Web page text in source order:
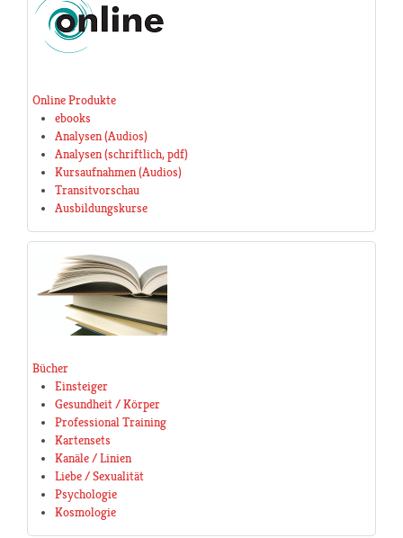
Online Produkte
ebooks
Analysen (Audios)
Analysen (schriftlich, pdf)
Kursaufnahmen (Audios)
Transitvorschau
Ausbildungskurse
Bücher
Einsteiger
Gesundheit / Körper
Professional Training
Kartensets
Kanäle / Linien
Liebe / Sexualität
Psychologie
Kosmologie